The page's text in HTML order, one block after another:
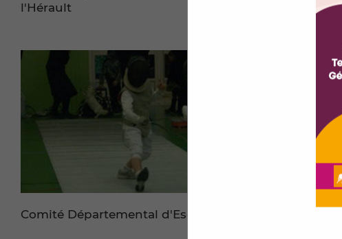
l'Hérault
Comité Départemental d'Escrime de l'Hérault